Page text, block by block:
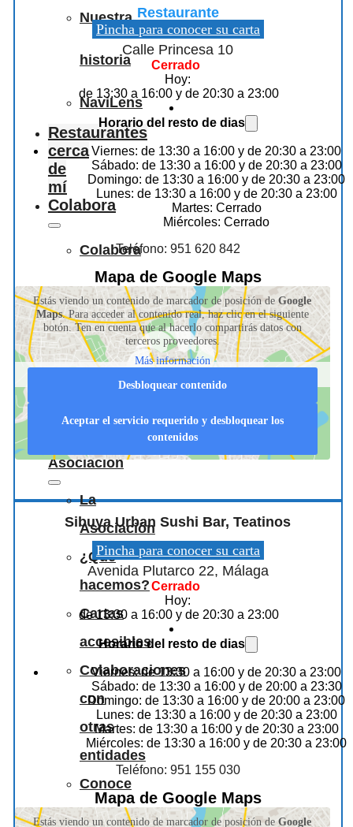
Nuestra
historia
NaviLens
Restaurantes
cerca
de
mí
Colabora
Colabora
Información
para
hosteleros
Asociación
La
Asociación
¿Qué
hacemos?
Cartas
accesibles
Colaboraciones
con
otras
entidades
Conoce
a
Restaurante
Pincha para conocer su carta
Calle Princesa 10
Cerrado
Hoy:
de 13:30 a 16:00 y de 20:30 a 23:00
Horario del resto de dias
Viernes: de 13:30 a 16:00 y de 20:30 a 23:00
Sábado: de 13:30 a 16:00 y de 20:30 a 23:00
Domingo: de 13:30 a 16:00 y de 20:30 a 23:00
Lunes: de 13:30 a 16:00 y de 20:30 a 23:00
Martes: Cerrado
Miércoles: Cerrado
Teléfono: 951 620 842
Mapa de Google Maps
Estás viendo un contenido de marcador de posición deGoogle
Maps. Para acceder al contenido real, haz clic en el siguiente
botón. Ten en cuenta que al hacerlo compartirás datos con
terceros proveedores.
Más información
Desbloquear contenido
Aceptar el servicio requerido y desbloquear los
contenidos
Sibuya Urban Sushi Bar, Teatinos
Pincha para conocer su carta
Avenida Plutarco 22, Málaga
Cerrado
Hoy:
de 13:30 a 16:00 y de 20:30 a 23:00
Horario del resto de dias
Viernes: de 13:30 a 16:00 y de 20:30 a 23:00
Sábado: de 13:30 a 16:00 y de 20:00 a 23:30
Domingo: de 13:30 a 16:00 y de 20:00 a 23:00
Lunes: de 13:30 a 16:00 y de 20:30 a 23:00
Martes: de 13:30 a 16:00 y de 20:30 a 23:00
Miércoles: de 13:30 a 16:00 y de 20:30 a 23:00
Teléfono: 951 155 030
Mapa de Google Maps
Estás viendo un contenido de marcador de posición deGoogle